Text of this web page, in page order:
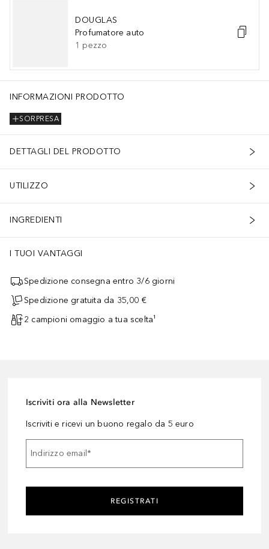
DOUGLAS
Profumatore auto
1 pezzo
INFORMAZIONI PRODOTTO
SORPRESA
DETTAGLI DEL PRODOTTO
UTILIZZO
INGREDIENTI
I TUOI VANTAGGI
Spedizione consegna entro 3/6 giorni
Spedizione gratuita da 35,00 €
2 campioni omaggio a tua scelta¹
Iscriviti ora alla Newsletter
Iscriviti e ricevi un buono regalo da 5 euro
Indirizzo email*
REGISTRATI